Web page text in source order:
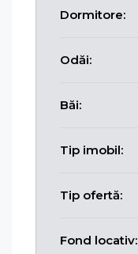
Dormitore:
Odăi:
Băi:
Tip imobil:
Tip ofertă:
Fond locativ: